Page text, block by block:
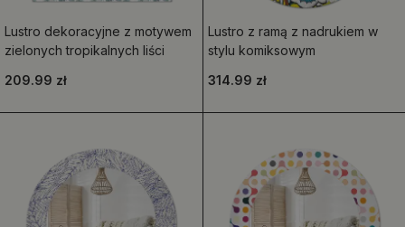
Lustro dekoracyjne z motywem
zielonych tropikalnych liści
209.99 zł
Lustro z ramą z nadrukiem w
stylu komiksowym
314.99 zł